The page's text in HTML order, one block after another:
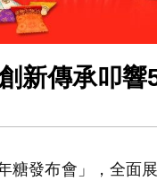
新傳承叩響
發布會」，全面